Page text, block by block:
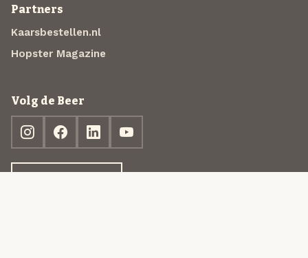
Partners
Kaarsbestellen.nl
Hopster Magazine
Volg de Beer